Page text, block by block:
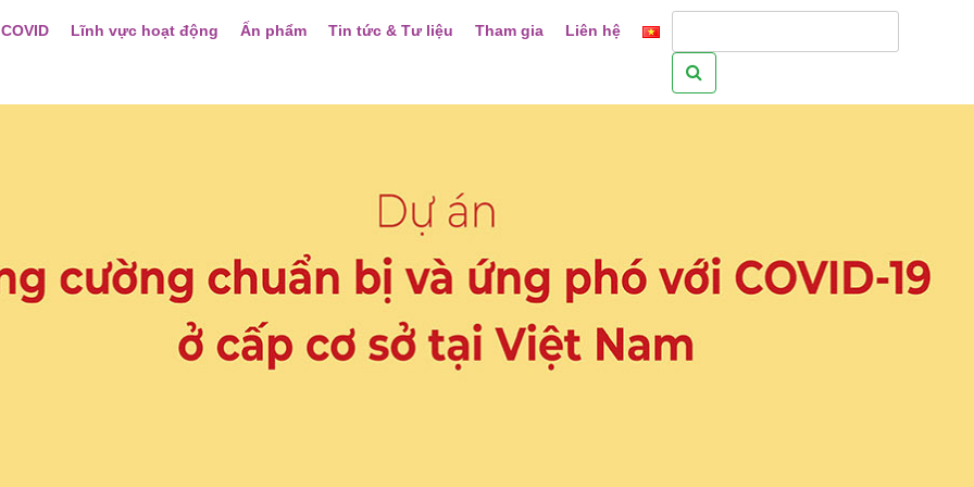
Lĩnh vực hoạt động Ấn phẩm Tin tức & Tư liệu Tham gia Liên hệ